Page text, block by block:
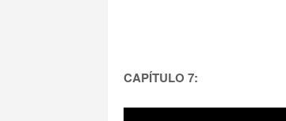
CAPÍTULO 7: